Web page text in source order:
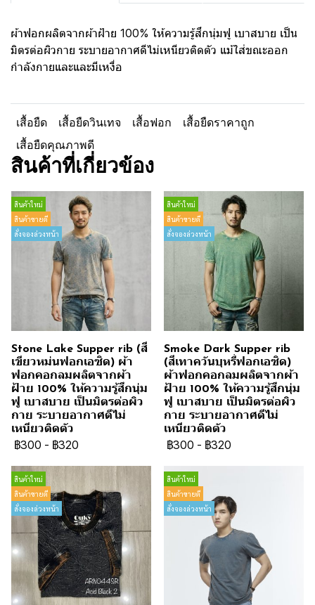
ผ้าฟอกผลิตจากผ้าฝ้าย 100% ให้ความรู้สึกนุ่มฟู เบาสบาย เป็น
มิตรต่อผิวกาย ระบายอากาศดีไม่เหนียวติดตัว แม้ใส่ขณะออก
กำลังกายและและมีเหงื่อ
เสื้อยืด เสื้อยืดวินเทจ เสื้อฟอก
เสื้อยืดราคาถูก
เสื้อยืดคุณภาพดี
สินค้าที่เกี่ยวข้อง
สินค้าใหม่
สินค้าขายดี
สั่งจองล่วงหน้า
Stone Lake Supper rib (สี
เขียวหม่นฟอกเอซิด) ผ้า
ฟอกคอกลมผลิตจากผ้า
ฝ้าย 100% ให้ความรู้สึกนุ่ม
ฟู เบาสบาย เป็นมิตรต่อผิว
กาย ระบายอากาศดีไม่
เหนียวติดตัว
฿300 - ฿320
สินค้าใหม่
สินค้าขายดี
สั่งจองล่วงหน้า
Smoke Dark Supper rib
(สีเทาควันบุหรี่ฟอกเอซิด)
ผ้าฟอกคอกลมผลิตจากผ้า
ฝ้าย 100% ให้ความรู้สึกนุ่ม
ฟู เบาสบาย เป็นมิตรต่อผิว
กาย ระบายอากาศดีไม่
เหนียวติดตัว
฿300 - ฿320
สินค้าใหม่
สินค้าขายดี
สั่งจองล่วงหน้า
สินค้าใหม่
สินค้าขายดี
สั่งจองล่วงหน้า